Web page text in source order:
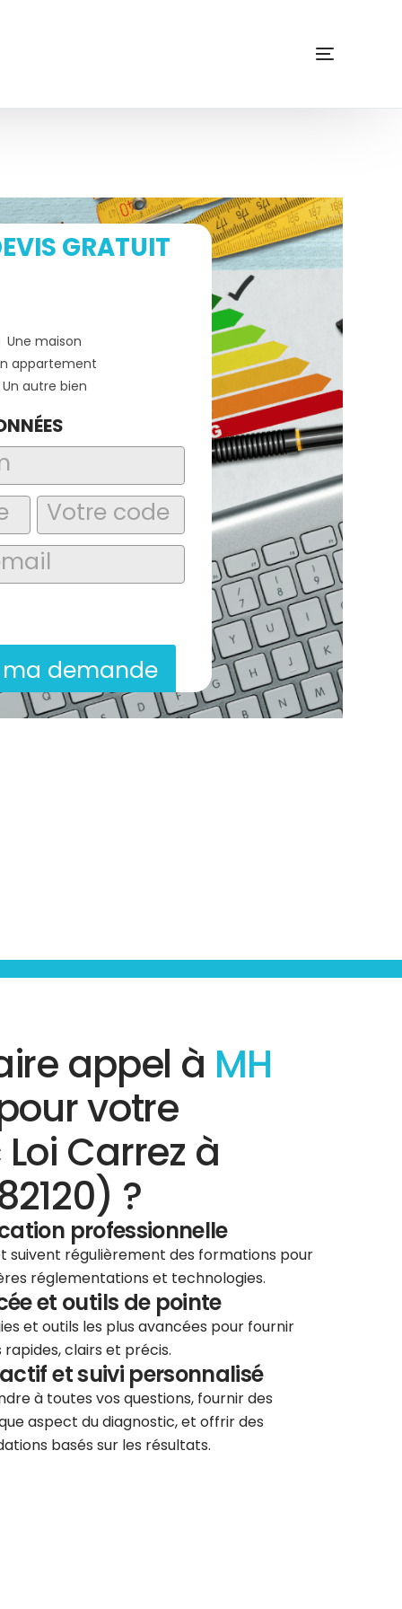
GRATUIT
Une maison
appartement
Un autre bien
ma demande
appel à MH
votre
Carrez à
?
professionnelle
suivent régulièrement des formations pour
réglementations et technologies.
et outils de pointe
et outils les plus avancées pour fournir
clairs et précis.
et suivi personnalisé
à toutes vos questions, fournir des
aspect du diagnostic, et offrir des
basés sur les résultats.